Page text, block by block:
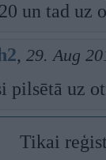
un tad uz
, 29. Aug
pilsētā uz
Tikai